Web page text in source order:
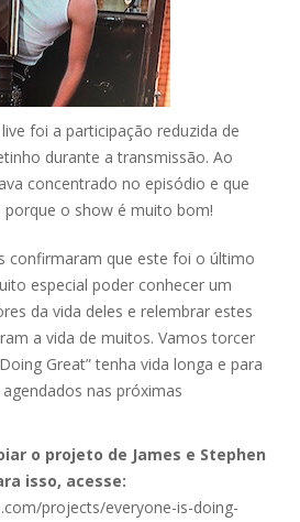
foi a participação reduzida de
durante a transmissão. Ao
concentrado no episódio e que
porque o show é muito bom!
confirmaram que este foi o último
especial poder conhecer um
da vida deles e relembrar estes
a vida de muitos. Vamos torcer
Great” tenha vida longa e para
nas próximas
o projeto de James e Stephen
isso, acesse:
projects/everyone-is-doing-